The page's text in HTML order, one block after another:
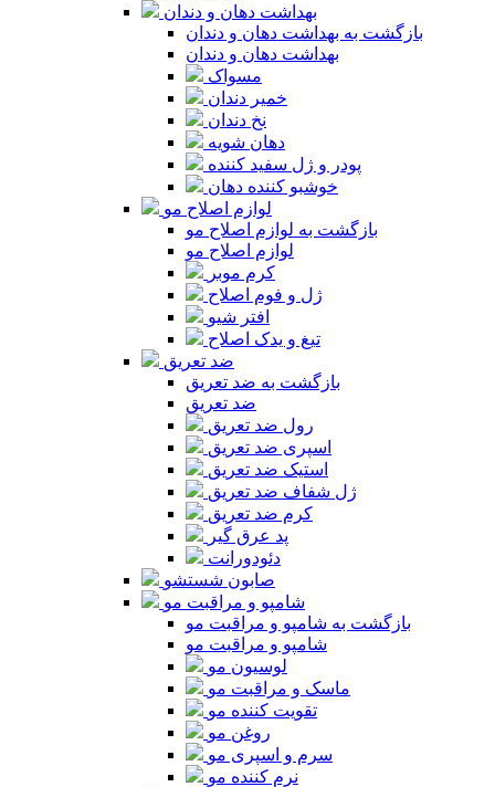
بهداشت دهان و دندان
بازگشت به بهداشت دهان و دندان
بهداشت دهان و دندان
مسواک
خمیر دندان
نخ دندان
دهان شویه
پودر و ژل سفید کننده
خوشبو کننده دهان
لوازم اصلاح مو
بازگشت به لوازم اصلاح مو
لوازم اصلاح مو
کرم موبر
ژل و فوم اصلاح
افتر شیو
تیغ و یدک اصلاح
ضد تعریق
بازگشت به ضد تعریق
ضد تعریق
رول ضد تعریق
اسپری ضد تعریق
استیک ضد تعریق
ژل شفاف ضد تعریق
کرم ضد تعریق
پد عرق گیر
دئودورانت
صابون شستشو
شامپو و مراقبت مو
بازگشت به شامپو و مراقبت مو
شامپو و مراقبت مو
لوسیون مو
ماسک و مراقبت مو
تقویت کننده مو
روغن مو
سرم و اسپری مو
نرم کننده مو